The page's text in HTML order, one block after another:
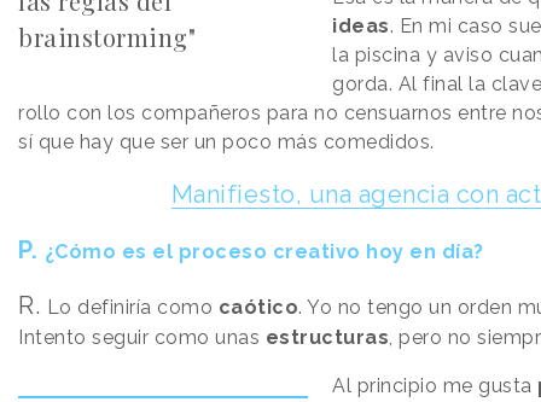
brainstorming"
ideas. En mi caso
la piscina y aviso
gorda. Al final la
rollo con los compañeros para no censuarnos entre
sí que hay que ser un poco más comedidos.
Manifiesto, una agencia con
P. ¿Cómo es el proceso creativo hoy en día?
R. Lo definiría como caótico. Yo no tengo un orden
Intento seguir como unas estructuras, pero no
Al principio me gusta